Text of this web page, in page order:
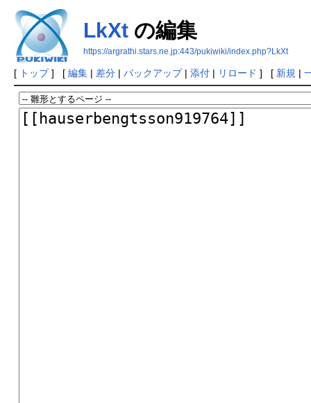
LkXtの編集
https://argrathi.stars.ne.jp:443/pukiwiki/index.php?LkXt
[ トップ] [ 編集| 差分| バックアップ| 添付| リロード ] [ 新規 |